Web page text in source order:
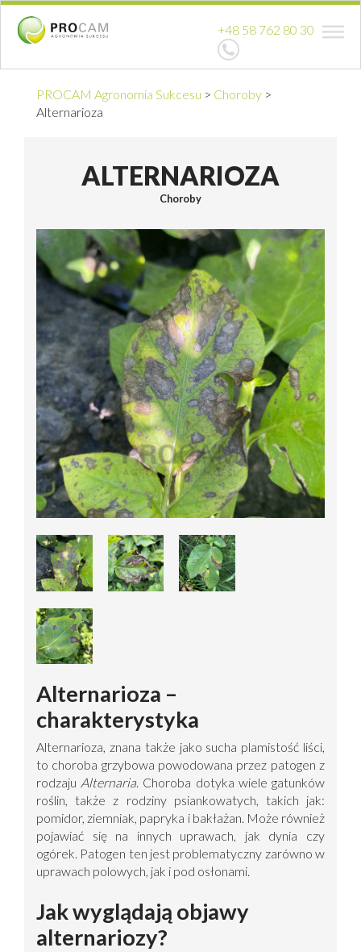
+48 58 762 80 30
PROCAM Agronomia Sukcesu > Choroby >
Alternarioza
ALTERNARIOZA
Choroby
Alternarioza –
charakterystyka
Alternarioza, znana także jako sucha plamistość liści,
to choroba grzybowa powodowana przez patogen z
rodzaju Alternaria. Choroba dotyka wiele gatunków
roślin, także z rodziny psiankowatych, takich jak:
pomidor, ziemniak, papryka i bakłażan. Może również
pojawiać się na innych uprawach, jak dynia czy
ogórek. Patogen ten jest problematyczny zarówno w
uprawach polowych, jak i pod osłonami.
Jak wyglądają objawy
alternariozy?